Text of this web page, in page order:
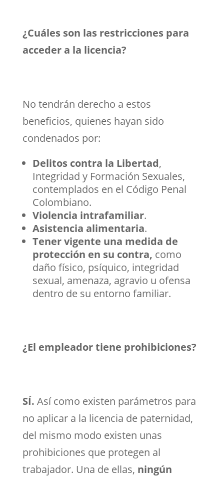
¿Cuáles son las restricciones para
acceder a la licencia?
No tendrán derecho a estos
beneficios, quienes hayan sido
condenados por:
Delitos contra la Libertad,
Integridad y Formación Sexuales,
contemplados en el Código Penal
Colombiano.
Violencia intrafamiliar.
Asistencia alimentaria.
Tener vigente una medida de
protección en su contra, como
daño físico, psíquico, integridad
sexual, amenaza, agravio u ofensa
dentro de su entorno familiar.
¿El empleador tiene prohibiciones?
SÍ. Así como existen parámetros para
no aplicar a la licencia de paternidad,
del mismo modo existen unas
prohibiciones que protegen al
trabajador. Una de ellas, ningún